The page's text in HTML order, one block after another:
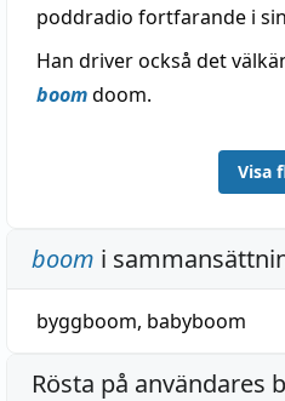
poddradio fortfarande i
Han driver också det
boomdoom.
Visa
boom i
byggboom, babyboom
Rösta på användares